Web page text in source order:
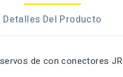
Detalles Del Producto
de con conectores JR